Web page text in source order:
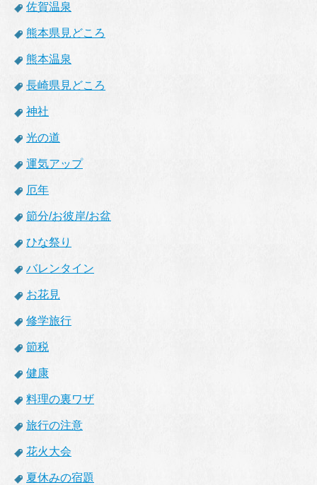
佐賀温泉
熊本県見どころ
熊本温泉
長崎県見どころ
神社
光の道
運気アップ
厄年
節分/お彼岸/お盆
ひな祭り
バレンタイン
お花見
修学旅行
節税
健康
料理の裏ワザ
旅行の注意
花火大会
夏休みの宿題